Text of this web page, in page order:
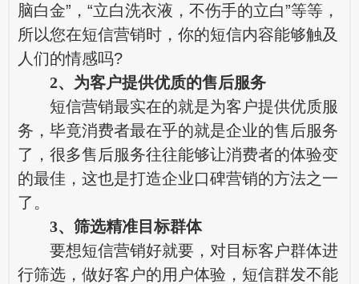
脑白金”，“立白洗衣液，不伤手的立白”等等，
所以您在短信营销时，你的短信内容能够触及
人们的情感吗?
2、为客户提供优质的售后服务
短信营销最实在的就是为客户提供优质服
务，毕竟消费者最在乎的就是企业的售后服务
了，很多售后服务往往能够让消费者的体验变
的最佳，这也是打造企业口碑营销的方法之一
了。
3、筛选精准目标群体
要想短信营销好就要，对目标客户群体进
行筛选，做好客户的用户体验，短信群发不能